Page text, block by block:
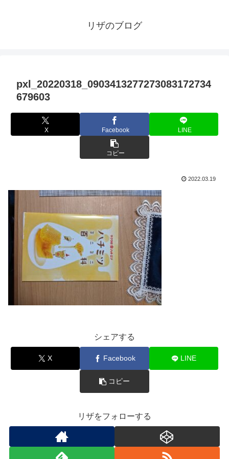
リザのブログ
pxl_20220318_0903413277273083172734
679603
X Facebook LINE
コピー
2022.03.19
シェアする
X Facebook LINE
コピー
リザをフォローする